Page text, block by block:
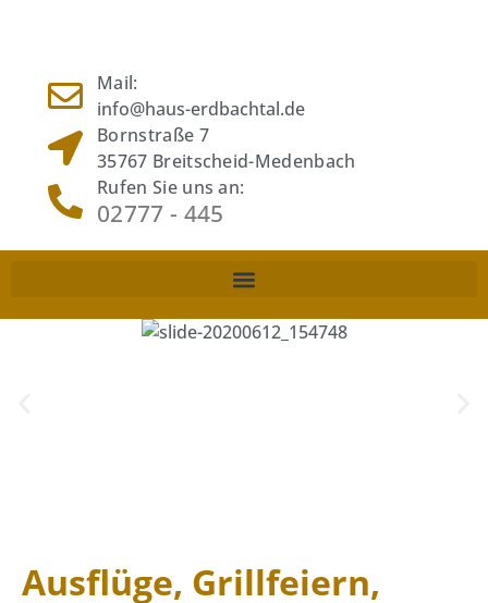
Mail:
info@haus-erdbachtal.de
Bornstraße 7
35767 Breitscheid-Medenbach
Rufen Sie uns an:
02777 - 445
Ausflüge, Grillfeiern,